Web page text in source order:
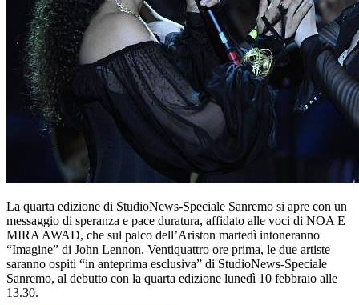
La quarta edizione di StudioNews-Speciale Sanremo si apre con un
messaggio di speranza e pace duratura, affidato alle voci di NOA E
MIRA AWAD, che sul palco dell’Ariston martedì intoneranno
“Imagine” di John Lennon. Ventiquattro ore prima, le due artiste
saranno ospiti “in anteprima esclusiva” di StudioNews-Speciale
Sanremo, al debutto con la quarta edizione lunedì 10 febbraio alle
13.30.